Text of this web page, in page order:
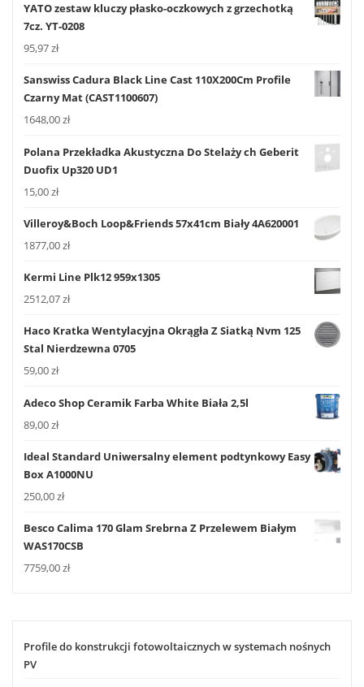
YATO zestaw kluczy płasko-oczkowych z grzechotką
7cz. YT-0208
95,97zł
Sanswiss Cadura Black Line Cast 110X200Cm Profile
Czarny Mat (CAST1100607)
1648,00zł
Polana Przekładka Akustyczna Do Stelaży ch Geberit
Duofix Up320 UD1
15,00zł
Villeroy&Boch Loop&Friends 57x41cm Biały 4A620001
1877,00zł
Kermi Line Plk12 959x1305
2512,07zł
Haco Kratka Wentylacyjna Okrągła Z Siatką Nvm 125
Stal Nierdzewna 0705
59,00zł
Adeco Shop Ceramik Farba White Biała 2,5l
89,00zł
Ideal Standard Uniwersalny element podtynkowy Easy
Box A1000NU
250,00zł
Besco Calima 170 Glam Srebrna Z Przelewem Białym
WAS170CSB
7759,00zł
Profile do konstrukcji fotowoltaicznych w systemach nośnych
PV